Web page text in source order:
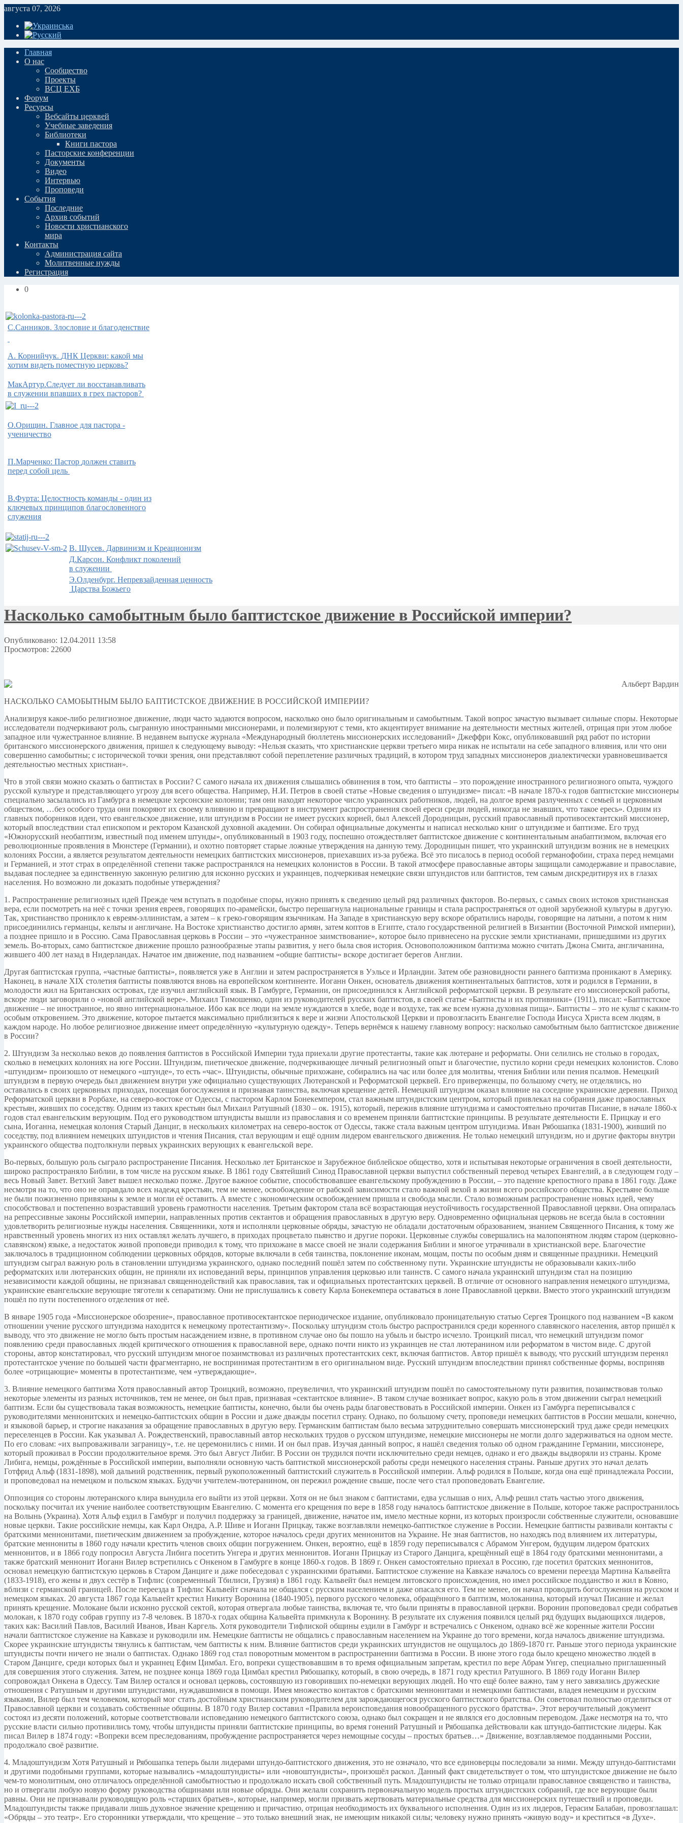
августа 07, 2026
Главная
О нас
Сообщество
Проекты
ВСЦ ЕХБ
Форум
Ресурсы
Вебсайты церквей
Учебные заведения
Библиотеки
Книги пастора
Пасторские конференции
Документы
Видео
Интервью
Проповеди
События
Последние
Архив событий
Новости христианского
мира
Контакты
Администрация сайта
Молитвенные нужды
Регистрация
0
С.Санников. Злословие и благоденствие
А. Корнийчук. ДНК Церкви: какой мы
хотим видеть поместную церковь?
МакАртур.Следует ли восстанавливать
в служении впавших в грех пасторов?
О.Орищин. Главное для пастора -
ученичество
П.Марченко: Пастор должен ставить
перед собой цель
В.Фурта: Целостность команды - один из
ключевых принципов благословенного
служения
В. Шусев. Дарвинизм и Креационизм
Д.Карсон. Конфликт поколений
в служении
Э.Олденбург. Непревзайденная ценность
Царства Божьего
Насколько самобытным было баптистское движение в Российской империи?
Опубликовано: 12.04.2011 13:58
Просмотров: 22600
Альберт Вардин
НАСКОЛЬКО САМОБЫТНЫМ БЫЛО БАПТИСТСКОЕ ДВИЖЕНИЕ В РОССИЙСКОЙ ИМПЕРИИ?
Анализируя какое-либо религиозное движение, люди часто задаются вопросом, насколько оно было оригинальным и самобытным. Такой вопрос зачастую вызывает сильные споры. Некоторые
исследователи подчеркивают роль, сыгранную иностранными миссионерами, и полемизируют с теми, кто акцентирует внимание на деятельности местных жителей, отрицая при этом любое
западное или чужестранное влияние. В недавнем выпуске журнала «Международный бюллетень миссионерских исследований» Джеффри Кокс, опубликовавший ряд работ по истории
британского миссионерского движения, пришел к следующему выводу: «Нельзя сказать, что христианские церкви третьего мира никак не испытали на себе западного влияния, или что они
совершенно самобытны; с исторической точки зрения, они представляют собой переплетение различных традиций, в котором труд западных миссионеров диалектически уравновешивается
деятельностью местных христиан».
Что в этой связи можно сказать о баптистах в России? С самого начала их движения слышались обвинения в том, что баптисты – это порождение иностранного религиозного опыта, чуждого
русской культуре и представляющего угрозу для всего общества. Например, Н.И. Петров в своей статье «Новые сведения о штундизме» писал: «В начале 1870-х годов баптистские миссионеры
специально засылались из Гамбурга в немецкие херсонские колонии; там они находят некоторое число украинских работников, людей, на долгое время разлученных с семьей и церковным
обществом, …без особого труда они покоряют их своему влиянию и превращают в инструмент распространения своей ереси среди людей, никогда не знавших, что такое ересь». Одним из
главных поборников идеи, что евангельское движение, или штундизм в России не имеет русских корней, был Алексей Дородницын, русский православный противосектантский миссионер,
который впоследствии стал епископом и ректором Казанской духовной академии. Он собирал официальные документы и написал несколько книг о штундизме и баптизме. Его труд
«Южнорусский необаптизм, известный под именем штунды», опубликованный в 1903 году, поспешно отождествляет баптистское движение с континентальным анабаптизмом, включая его
революционные проявления в Мюнстере (Германии), и охотно повторяет старые ложные утверждения на данную тему. Дородницын пишет, что украинский штундизм возник не в немецких
колониях России, а является результатом деятельности немецких баптистских миссионеров, приехавших из-за рубежа. Всё это писалось в период особой германофобии, страха перед немцами
и Германией, и этот страх в определённой степени также распространялся на немецких колонистов в России. В такой атмосфере православные авторы защищали самодержавие и православие,
выдавая последнее за единственную законную религию для исконно русских и украинцев, подчеркивая немецкие связи штундистов или баптистов, тем самым дискредитируя их в глазах
населения. Но возможно ли доказать подобные утверждения?
1. Распространение религиозных идей Прежде чем вступать в подобные споры, нужно принять к сведению целый ряд различных факторов. Во-первых, с самых своих истоков христианская
вера, если посмотреть на неё с точки зрения евреев, говорящих по-арамейски, быстро перешагнула национальные границы и стала распространяться от одной зарубежной культуры в другую.
Так, христианство проникло к евреям-эллинистам, а затем – к греко-говорящим язычникам. На Западе в христианскую веру вскоре обратились народы, говорящие на латыни, а потом к ним
присоединились германцы, кельты и англичане. На Востоке христианство достигло армян, затем коптов в Египте, стало государственной религией в Византии (Восточной Римской империи),
а позднее пришло и в Россию. Сама Православная церковь в России – это «чужестранное заимствование», которое было привнесено на русские земли христианами, пришедшими из других
земель. Во-вторых, само баптистское движение прошло разнообразные этапы развития, у него была своя история. Основоположником баптизма можно считать Джона Смита, англичанина,
жившего 400 лет назад в Нидерландах. Начатое им движение, под названием «общие баптисты» вскоре достигает берегов Англии.
Другая баптистская группа, «частные баптисты», появляется уже в Англии и затем распространяется в Уэльсе и Ирландии. Затем обе разновидности раннего баптизма проникают в Америку.
Наконец, в начале XIX столетия баптисты появляются вновь на европейском континенте. Иоганн Онкен, основатель движения континентальных баптистов, хотя и родился в Германии, в
молодости жил на Британских островах, где изучил английский язык. В Гамбурге, Германии, он присоединился к Английской реформатской церкви. В результате его миссионерской работы,
вскоре люди заговорили о «новой английской вере». Михаил Тимошенко, один из руководителей русских баптистов, в своей статье «Баптисты и их противники» (1911), писал: «Баптистское
движение – не иностранное, но явно интернациональное. Ибо как все люди на земле нуждаются в хлебе, воде и воздухе, так же всем нужна духовная пища». Баптисты – это не культ с каким-то
особым откровением. Это движение, которое пытается максимально приблизиться к вере и жизни Апостольской Церкви и провозгласить Евангелие Господа Иисуса Христа всем людям, в
каждом народе. Но любое религиозное движение имеет определённую «культурную одежду». Теперь вернёмся к нашему главному вопросу: насколько самобытным было баптистское движение
в России?
2. Штундизм За несколько веков до появления баптистов в Российской Империи туда приехали другие протестанты, такие как лютеране и реформаты. Они селились не столько в городах,
сколько в немецких колониях на юге России. Штундизм, пиетическое движение, подчеркивающее личный религиозный опыт и благочестие, пустило корни среди немецких колонистов. Слово
«штундизм» произошло от немецкого «штунде», то есть «час». Штундисты, обычные прихожане, собирались на час или более для молитвы, чтения Библии или пения псалмов. Немецкий
штундизм в первую очередь был движением внутри уже официально существующих Лютеранской и Реформатской церквей. Его приверженцы, по большому счету, не отделялись, но
оставались в своих церковных приходах, посещая богослужения и признавая таинства, включая крещение детей. Немецкий штундизм оказал влияние на соседние украинские деревни. Приход
Реформатской церкви в Рорбахе, на северо-востоке от Одессы, с пастором Карлом Бонекемпером, стал важным штундистским центром, который привлекал на собрания даже православных
крестьян, живших по соседству. Одним из таких крестьян был Михаил Ратушный (1830 – ок. 1915), который, пережив влияние штундизма и самостоятельно прочитав Писание, в начале 1860-х
годов стал евангельским верующим. Под его руководством штундисты вышли из православия и со временем приняли баптистские принципы. В результате деятельности Е. Прицкау и его
сына, Иоганна, немецкая колония Старый Данциг, в нескольких километрах на северо-восток от Одессы, также стала важным центром штундизма. Иван Рябошапка (1831-1900), живший по
соседству, под влиянием немецких штундистов и чтения Писания, стал верующим и ещё одним лидером евангельского движения. Не только немецкий штундизм, но и другие факторы внутри
украинского общества подтолкнули первых украинских верующих к евангельской вере.
Во-первых, большую роль сыграло распространение Писания. Несколько лет Британское и Зарубежное библейское общество, хотя и испытывая некоторые ограничения в своей деятельности,
широко распространяло Библии, в том числе на русском языке. В 1861 году Святейший Синод Православной церкви выпустил собственный перевод четырех Евангелий, а в следующем году –
весь Новый Завет. Ветхий Завет вышел несколько позже. Другое важное событие, способствовавшее евангельскому пробуждению в России, – это падение крепостного права в 1861 году. Даже
несмотря на то, что оно не оправдало всех надежд крестьян, тем не менее, освобождение от рабской зависимости стало важной вехой в жизни всего российского общества. Крестьяне больше
не были пожизненно привязаны к земле и могли её оставить. А вместе с экономическим освобождением пришла и свобода мысли. Стало возможным распространение новых идей, чему
способствовал и постепенно возраставший уровень грамотности населения. Третьим фактором стала всё возрастающая неустойчивость государственной Православной церкви. Она опиралась
на репрессивные законы Российской империи, направленных против сектантов и обращения православных в другую веру. Одновременно официальная церковь не всегда была в состоянии
удовлетворить религиозные нужды населения. Священники, хотя и исполняли церковные обряды, зачастую не обладали достаточным образованием, знанием Священного Писания, к тому же
нравственный уровень многих из них оставлял желать лучшего, в приходах процветало пьянство и другие пороки. Церковные службы совершались на малопонятном людям старом (церковно-
славянском) языке, а недостаток живой проповеди приводил к тому, что прихожане в массе своей не знали содержания Библии и многое утрачивали в христианской вере. Благочестие
заключалось в традиционном соблюдении церковных обрядов, которые включали в себя таинства, поклонение иконам, мощам, посты по особым дням и священные праздники. Немецкий
штундизм сыграл важную роль в становлении штундизма украинского, однако последний пошёл затем по собственному пути. Украинские штундисты не образовывали каких-либо
реформатских или лютеранских общин, не приняли их исповеданий веры, принципов управления церковью или таинств. С самого начала украинский штундизм стал на позицию
независимости каждой общины, не признавал священнодействий как православия, так и официальных протестантских церквей. В отличие от основного направления немецкого штундизма,
украинские евангельские верующие тяготели к сепаратизму. Они не прислушались к совету Карла Бонекемпера оставаться в лоне Православной церкви. Вместо этого украинский штундизм
пошёл по пути постепенного отделения от неё.
В январе 1905 года «Миссионерское обозрение», православное противосектантское периодическое издание, опубликовало проницательную статью Сергея Троицкого под названием «В каком
отношении учение русского штундизма находится к немецкому протестантизму». Поскольку штундизм столь быстро распространился среди коренного славянского населения, автор пришёл к
выводу, что это движение не могло быть простым насаждением извне, в противном случае оно бы пошло на убыль и быстро исчезло. Троицкий писал, что немецкий штундизм помог
появлению среди православных людей критического отношения к православной вере, однако почти никто из украинцев не стал лютеранином или реформатом в чистом виде. С другой
стороны, автор констатировал, что русский штундизм многое позаимствовал из различных протестантских сект, включая баптистов. Автор пришёл к выводу, что русский штундизм перенял
протестантское учение по большей части фрагментарно, не воспринимая протестантизм в его оригинальном виде. Русский штундизм впоследствии принял собственные формы, восприняв
более «отрицающие» моменты в протестантизме, чем «утверждающие».
3. Влияние немецкого баптизма Хотя православный автор Троицкий, возможно, преувеличил, что украинский штундизм пошёл по самостоятельному пути развития, позаимствовав только
некоторые элементы из разных источников, тем не менее, он был прав, признавая «сектантское влияние». В таком случае возникает вопрос, какую роль в этом движении сыграл немецкий
баптизм. Если бы существовала такая возможность, немецкие баптисты, конечно, были бы очень рады благовествовать в Российской империи. Онкен из Гамбурга переписывался с
руководителями меннонитских и немецко-баптистских общин в России и даже дважды посетил страну. Однако, по большому счету, проповеди немецких баптистов в России мешали, конечно,
и языковой барьер, и строгие наказания за обращение православных в другую веру. Германским баптистам было весьма затруднительно совершать миссионерский труд даже среди немецких
переселенцев в России. Как указывал А. Рождественский, православный автор нескольких трудов о русском штундизме, немецкие миссионеры не могли долго задерживаться на одном месте.
По его словам: «их выпроваживали заграницу», т.е. не церемонились с ними. И он был прав. Изучая данный вопрос, я нашёл сведения только об одном гражданине Германии, миссионере,
который проживал в России продолжительное время. Это был Август Либиг. В России он трудился почти исключительно среди немцев, однако и его дважды выдворяли из страны. Кроме
Либига, немцы, рождённые в Российской империи, выполняли основную часть баптисткой миссионерской работы среди немецкого населения страны. Раньше других это начал делать
Готфрид Альф (1831-1898), мой дальний родственник, первый рукоположенный баптистский служитель в Российской империи. Альф родился в Польше, когда она ещё принадлежала России,
и проповедовал на немецком и польском языках. Будучи учителем-лютеранином, он пережил рождение свыше, после чего стал проповедовать Евангелие.
Оппозиция со стороны лютеранского клира вынудила его выйти из этой церкви. Хотя он не был знаком с баптистами, едва услышав о них, Альф решил стать частью этого движения,
поскольку посчитал их учение наиболее соответствующим Евангелию. С момента его крещения по вере в 1858 году началось баптистское движение в Польше, которое также распространилось
на Волынь (Украина). Хотя Альф ездил в Гамбург и получил поддержку за границей, движение, начатое им, имело местные корни, из которых произросли собственные служители, основавшие
новые церкви. Такие российские немцы, как Карл Ондра, А.Р. Шиве и Иоганн Прицкау, также возглавляли немецко-баптисткое служение в России. Немецкие баптисты развивали контакты с
братскими меннонитами, пиетическим движением за пробуждение, которое началось среди других меннонитов на Украине. Не зная баптистов, но находясь под влиянием их литературы,
братские меннониты в 1860 году начали крестить членов своих общин погружением. Онкен, вероятно, ещё в 1859 году переписывался с Абрамом Унгером, будущим лидером братских
меннонитов, и в 1866 году попросил Августа Либига посетить Унгера и других меннонитов. Иоганн Прицкау из Старого Данцига, крещённый ещё в 1864 году братскими меннонитами, а
также братский меннонит Иоганн Вилер встретились с Онкеном в Гамбурге в конце 1860-х годов. В 1869 г. Онкен самостоятельно приехал в Россию, где посетил братских меннонитов,
основал немецкую баптистскую церковь в Старом Данциге и даже побеседовал с украинскими братьями. Баптистское служение на Кавказе началось со времени переезда Мартина Кальвейта
(1833-1918), его жены и двух сестёр в Тифлис (современный Тбилиси, Грузия) в 1861 году. Кальвейт был немцем литовского происхождения, но имел российское подданство и жил в Ковно,
вблизи с германской границей. После переезда в Тифлис Кальвейт сначала не общался с русским населением и даже опасался его. Тем не менее, он начал проводить богослужения на русском и
немецком языках. 20 августа 1867 года Кальвейт крестил Никиту Воронина (1840-1905), первого русского человека, обращённого в баптизм, молоканина, который изучал Писание и желал
принять крещение. Молокане были исконно русской сектой, которая отвергала любые таинства, включая те, что были приняты в православной церкви. Воронин проповедовал среди собратьев
молокан, к 1870 году собрав группу из 7-8 человек. В 1870-х годах община Кальвейта примкнула к Воронину. В результате их служения появился целый ряд будущих выдающихся лидеров,
таких как: Василий Павлов, Василий Иванов, Иван Каргель. Хотя руководители Тифлиской общины ездили в Гамбург и встречались с Онкеном, однако всё же коренные жители России
начали баптистское служение на Кавказе и руководили им. Немецкие баптисты не общались с православным населением на Украине до того времени, когда началось движение штундизма.
Скорее украинские штундисты тянулись к баптистам, чем баптисты к ним. Влияние баптистов среди украинских штундистов не ощущалось до 1869-1870 гг. Раньше этого периода украинские
штундисты почти ничего не знали о баптистах. Однако 1869 год стал поворотным моментом в распространении баптизма в России. В июне этого года было крещено множество людей в
Старом Данциге, среди которых был и украинец Ефим Цимбал. Его, вопреки существовавшим в то время официальным запретам, крестил по вере Абрам Унгер, специально приглашенный
для совершения этого служения. Затем, не позднее конца 1869 года Цимбал крестил Рябошапку, который, в свою очередь, в 1871 году крестил Ратушного. В 1869 году Иоганн Вилер
сопровождал Онкена в Одессу. Там Вилер остался и основал церковь, состоявшую из говоривших по-немецки верующих людей. Но что ещё более важно, там у него завязались дружеские
отношения с Ратушным и другими штундистами, нуждавшимися в помощи. Имея множество контактов с братскими меннонитами и немецкими баптистами, владея немецким и русским
языками, Вилер был тем человеком, который мог стать достойным христианским руководителем для зарождающегося русского баптистского братства. Он советовал полностью отделиться от
Православной церкви и создавать собственные общины. В 1870 году Вилер составил «Правила вероисповедания новообращенного русского братства». Этот вероучительный документ
состоял из десяти положений, которые соответствовали исповеданию немецкого баптистского союза, однако был сокращен и не являлся его дословным переводом. Даже несмотря на то, что
русские власти сильно противились тому, чтобы штундисты приняли баптистские принципы, во время гонений Ратушный и Рябошапка действовали как штундо-баптистские лидеры. Как
писал Вилер в 1874 году: «Вопреки всем преследованиям, пробуждение распространяется через немощные сосуды – простых братьев…» Движение, возглавляемое подданными России,
продолжало своё развитие.
4. Младоштундизм Хотя Ратушный и Рябошапка теперь были лидерами штундо-баптистского движения, это не означало, что все единоверцы последовали за ними. Между штундо-баптистами
и другими подобными группами, которые назывались «младоштундисты» или «новоштундисты», произошёл раскол. Данный факт свидетельствует о том, что штундистское движение не было
чем-то монолитным, оно отличалось определённой самобытностью и продолжало искать свой собственный путь. Младоштундисты не только отрицали православное священство и таинства,
но и отвергали любую новую форму руководства общинами или новые обряды. Они желали сохранить первоначальную модель простых штундистских собраний, где все верующие были
равны. Они не признавали руководящую роль «старших братьев», которые, например, могли призвать жертвовать материальные средства для миссионерских путешествий и проповеди.
Младоштундисты также придавали лишь духовное значение крещению и причастию, отрицая необходимость их буквального исполнения. Один из их лидеров, Герасим Балабан, провозглашал:
«Обряды – это театр». Его сторонники утверждали, что крещение – это только внешний знак, не имеющим никакой силы; человеку нужно принять «живую воду» и креститься «в Духе».